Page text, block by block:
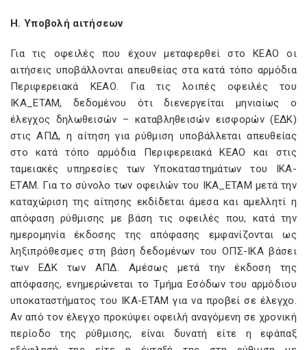
Η. Υποβολή αιτήσεων
Για τις οφειλές που έχουν μεταφερθεί στο ΚΕΑΟ οι
αιτήσεις υποβάλλονται απευθείας στα κατά τόπο αρμόδια
Περιφερειακά ΚΕΑΟ. Για τις λοιπές οφειλές του
ΙΚΑ_ΕΤΑΜ, δεδομένου ότι διενεργείται μηνιαίως ο
έλεγχος δηλωθεισών – καταβληθεισών εισφορών (ΕΔΚ)
στις ΑΠΔ, η αίτηση για ρύθμιση υποβάλλεται απευθείας
στο κατά τόπο αρμόδια Περιφερειακά ΚΕΑΟ και στις
ταμειακές υπηρεσίες των Υποκαταστημάτων του ΙΚΑ-
ΕΤΑΜ. Για το σύνολο των οφειλών του ΙΚΑ_ΕΤΑΜ μετά την
καταχώριση της αίτησης εκδίδεται άμεσα και αμελλητί η
απόφαση ρύθμισης με βάση τις οφειλές που, κατά την
ημερομηνία έκδοσης της απόφασης εμφανίζονται ως
ληξιπρόθεσμες στη βάση δεδομένων του ΟΠΣ-ΙΚΑ βάσει
των ΕΔΚ των ΑΠΔ. Αμέσως μετά την έκδοση της
απόφασης, ενημερώνεται το Τμήμα Εσόδων του αρμόδιου
υποκαταστήματος του ΙΚΑ-ΕΤΑΜ για να προβεί σε έλεγχο.
Αν από τον έλεγχο προκύψει οφειλή αναγόμενη σε χρονική
περίοδο της ρύθμισης, είναι δυνατή είτε η εφάπαξ